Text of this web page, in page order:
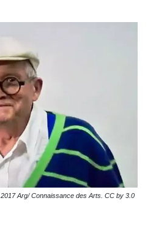
Arg/ Connaissance des Arts. CC by 3.0